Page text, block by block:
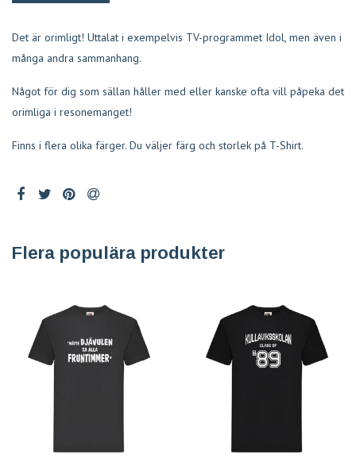
Det är orimligt! Uttalat i exempelvis TV-programmet Idol, men även i
många andra sammanhang.
Något för dig som sällan håller med eller kanske ofta vill påpeka det
orimliga i resonemanget!
Finns i flera olika färger. Du väljer färg och storlek på T-Shirt.
Flera populära produkter